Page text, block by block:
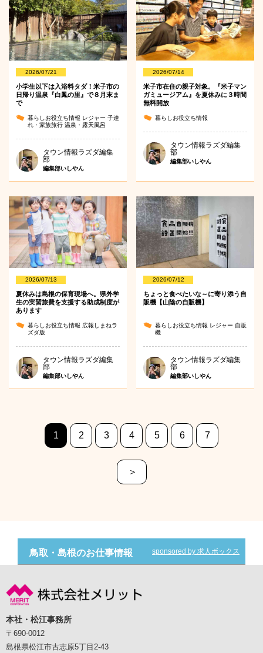
2026/07/21
小学生以下は入浴料タダ！米子市の
日帰り温泉『白鳳の里』で８月末ま
で
暮らしお役立ち情報 レジャー 子連
れ・家族旅行 温泉・露天風呂
タウン情報ラズダ編集
部
編集部いしやん
2026/07/14
米子市在住の親子対象。『米子マン
ガミュージアム』を夏休みに３時間
無料開放
暮らしお役立ち情報
タウン情報ラズダ編集
部
編集部いしやん
2026/07/13
夏休みは島根の保育現場へ。県外学
生の実習旅費を支援する助成制度が
あります
暮らしお役立ち情報 広報しまねラ
ズダ版
タウン情報ラズダ編集
部
編集部いしやん
2026/07/12
ちょっと食べたいな～に寄り添う自
販機【山陰の自販機】
暮らしお役立ち情報 レジャー 自販
機
タウン情報ラズダ編集
部
編集部いしやん
1 2 3 4 5 6 7
＞
鳥取・島根のお仕事情報 sponsored by 求人ボックス
本社・松江事務所
〒690-0012
島根県松江市古志原5丁目2-43